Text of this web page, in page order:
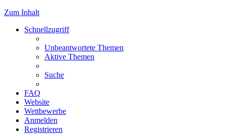
Zum Inhalt
Schnellzugriff
Unbeantwortete Themen
Aktive Themen
Suche
FAQ
Website
Wettbewerbe
Anmelden
Registrieren